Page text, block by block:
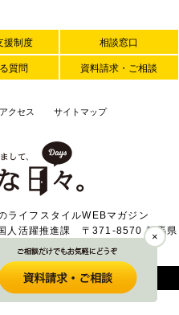
×
援制度 相談窓口
質問 資料請求・ご相談
アクセス サイトマップ
ライフスタイルWEBマガジン
人活躍推進課 〒371-8570 群馬県
027-226-2371
All Rights Reserved.